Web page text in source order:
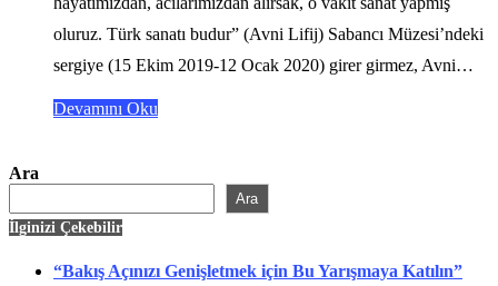
oluruz. Türk sanatı budur” (Avni Lifij) Sabancı Müzesi’ndeki
sergiye (15 Ekim 2019-12 Ocak 2020) girer girmez, Avni…
Devamını Oku
Ara
Ara
İlginizi Çekebilir
“Bakış Açınızı Genişletmek için Bu Yarışmaya Katılın”